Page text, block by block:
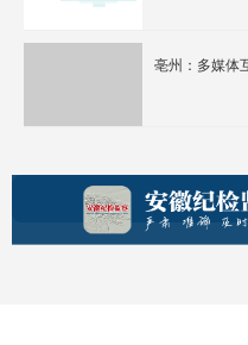
亳州：多媒体